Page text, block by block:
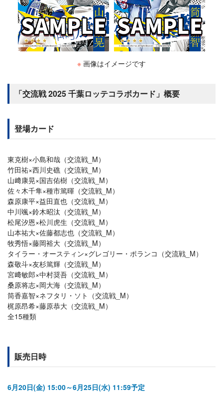
※ 画像はイメージです
「交流戦 2025 千葉ロッテコラボカード」概要
登場カード
東克樹×小島和哉（交流戦_M）
竹田祐×西川史礁（交流戦_M）
山﨑康晃×国吉佑樹（交流戦_M）
佐々木千隼×種市篤暉（交流戦_M）
森原康平×益田直也（交流戦_M）
中川颯×鈴木昭汰（交流戦_M）
松尾汐恩×松川虎生（交流戦_M）
山本祐大×佐藤都志也（交流戦_M）
牧秀悟×藤岡裕大（交流戦_M）
タイラー・オースティン×グレゴリー・ポランコ（交流戦_M）
森敬斗×友杉篤輝（交流戦_M）
宮﨑敏郎×中村奨吾（交流戦_M）
桑原将志×岡大海（交流戦_M）
筒香嘉智×ネフタリ・ソト（交流戦_M）
梶原昂希×藤原恭大（交流戦_M）
全15種類
販売日時
6月20日(金) 15:00～6月25日(水) 11:59予定